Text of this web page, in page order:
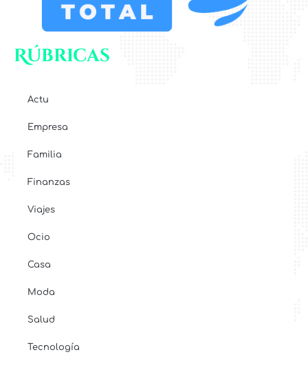
Rúbricas
Actu
Empresa
Familia
Finanzas
Viajes
Ocio
Casa
Moda
Salud
Tecnología